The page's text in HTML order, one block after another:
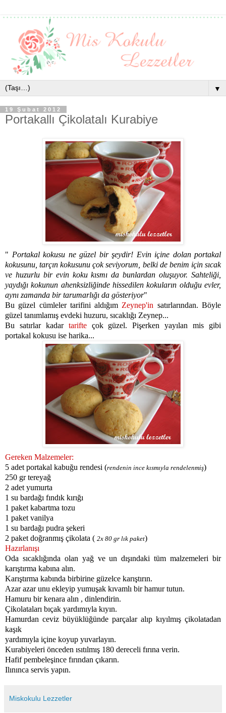
▼
19 Şubat 2012
Portakallı Çikolatalı Kurabiye
" Portakal kokusu ne güzel bir şeydir! Evin içine dolan portakal
kokusunu, tarçın kokusunu çok seviyorum, belki de benim için sıcak
ve huzurlu bir evin koku kısmı da bunlardan oluşuyor. Sahteliği,
yaydığı kokunun ahenksizliğinde hissedilen kokuların olduğu evler,
aynı zamanda bir tarumarlığı da gösteriyor"
Bu güzel cümleler tarifini aldığım Zeynep'in satırlarından. Böyle
güzel tanımlamış evdeki huzuru, sıcaklığı Zeynep...
Bu satırlar kadar tarifte çok güzel. Pişerken yayılan mis gibi
portakal kokusu ise harika...
Gereken Malzemeler:
5 adet portakal kabuğu rendesi (rendenin ince kısmıyla rendelenmiş)
250 gr tereyağ
2 adet yumurta
1 su bardağı fındık kırığı
1 paket kabartma tozu
1 paket vanilya
1 su bardağı pudra şekeri
2 paket doğranmış çikolata ( 2x 80 gr lık paket)
Hazırlanışı
Oda sıcaklığında olan yağ ve un dışındaki tüm malzemeleri bir
karıştırma kabına alın.
Karıştırma kabında birbirine güzelce karıştırın.
Azar azar unu ekleyip yumuşak kıvamlı bir hamur tutun.
Hamuru bir kenara alın , dinlendirin.
Çikolataları bıçak yardımıyla kıyın.
Hamurdan ceviz büyüklüğünde parçalar alıp kıyılmış çikolatadan
kaşık
yardımıyla içine koyup yuvarlayın.
Kurabiyeleri önceden ısıtılmış 180 dereceli fırına verin.
Hafif pembeleşince fırından çıkarın.
Ilınınca servis yapın.
Miskokulu Lezzetler